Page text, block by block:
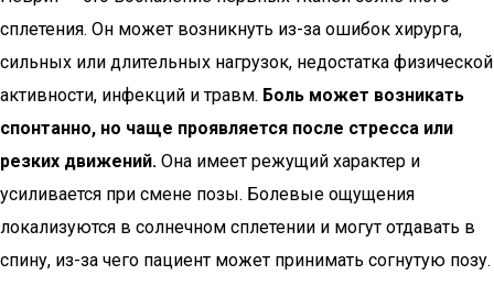
сплетения. Он может возникнуть из-за ошибок хирурга,
сильных или длительных нагрузок, недостатка физической
активности, инфекций и травм. Боль может возникать
спонтанно, но чаще проявляется после стресса или
резких движений. Она имеет режущий характер и
усиливается при смене позы. Болевые ощущения
локализуются в солнечном сплетении и могут отдавать в
спину, из-за чего пациент может принимать согнутую позу.